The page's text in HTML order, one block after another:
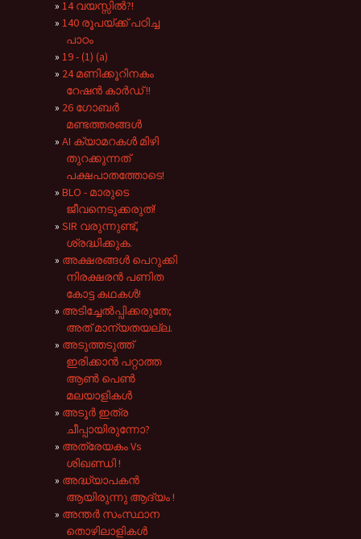
14 വയസ്സിൽ?!
140 രൂപയ്ക്ക് പഠിച്ച
പാഠം
19 - (1) (a)
24 മണിക്കൂറിനകം
റേഷൻ കാർഡ് !!
26 ഗോബർ
മണ്ടത്തരങ്ങൾ
AI ക്യാമറകൾ മിഴി
തുറക്കുന്നത്
പക്ഷപാതത്തോടെ!
BLO - മാരുടെ
ജീവനെടുക്കരുത്!
SIR വരുന്നുണ്ട്,
ശ്രദ്ധിക്കുക.
അക്ഷരങ്ങൾ പെറുക്കി
നിരക്ഷരൻ പണിത
കോട്ട കഥകൾ!
അടിച്ചേൽപ്പിക്കരുതേ;
അത് മാന്യതയല്ല.
അടുത്തടുത്ത്
ഇരിക്കാൻ പറ്റാത്ത
ആൺ പെൺ
മലയാളികൾ
അടൂർ ഇത്ര
ചീപ്പായിരുന്നോ?
അത്രേയകം Vs
ശിഖണ്ഡി !
അദ്ധ്യാപകൻ
ആയിരുന്നു ആദ്യം !
അന്തർ സംസ്ഥാന
തൊഴിലാളികൾ